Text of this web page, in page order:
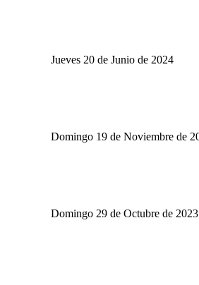
Jueves 20 de Junio de 2024
Domingo 19 de Noviembre de
Domingo 29 de Octubre de 2023